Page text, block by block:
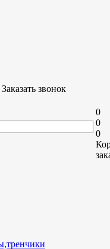
Заказать звонок
0
0
0